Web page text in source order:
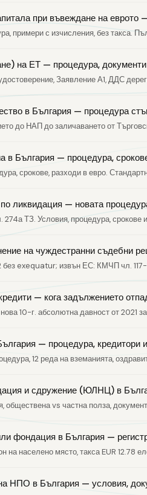
при въвеждане на еврото
примери с изчисления, без такса.
на ЕТ — процедура,
Заявление А1, ДДС
в България — процедура
до НАП до заличаването от
в България — процедура,
срокове, разходи в евро.
ликвидация — новата
274а ТЗ. Условия, процедура, срокове
на чуждестранни съдебни
без exequatur; извън ЕС: КМЧП чл. 117-
— кога задължението
нова 10-г. абсолютна давност от 2021
— процедура, кредитори
12 реда на вземанията,
и сдружение (ЮЛНЦ) в
vs частна полза,
фондация в България —
на населено място, такса EUR 12.78
НПО в България — условия,